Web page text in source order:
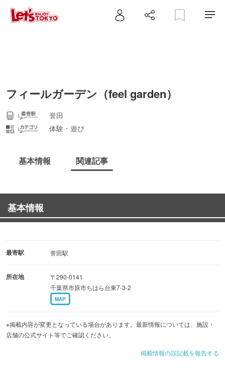
フィールガーデン（feel garden）
誉田
体験・遊び
基本情報 関連記事
基本情報
最寄駅 誉田駅
所在地
〒290-0141
千葉県市原市ちはら台東7-3-2
MAP
※掲載内容が変更となっている場合があります。最新情報については、施設・
店舗の公式サイト等でご確認ください。
掲載情報の誤記載を報告する